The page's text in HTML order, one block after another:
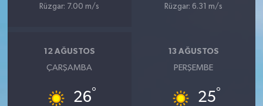
Rüzgar: 7.00 m/s
Rüzgar: 6.31 m/s
12 AĞUSTOS
ÇARŞAMBA
26°
13 AĞUSTOS
PERŞEMBE
25°